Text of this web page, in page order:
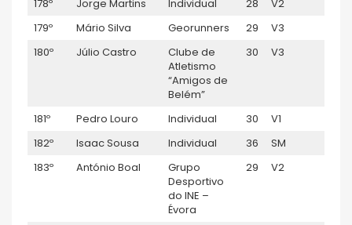
178º Jorge Martins Individual 28 V2
179º
Mário Silva Georunners 29 V3
180º
Júlio Castro
Clube de
Atletismo
“Amigos de
Belém”
30 V3
181º Pedro Louro Individual 30 V1
182º
Isaac Sousa Individual 36 SM
183º
António Boal
Grupo
Desportivo
do INE –
Évora
29 V2